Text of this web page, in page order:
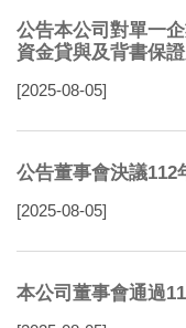
公告本公司對單一
資金貸與及背書保
[2025-08-05]
公告董事會決議112
[2025-08-05]
本公司董事會通過